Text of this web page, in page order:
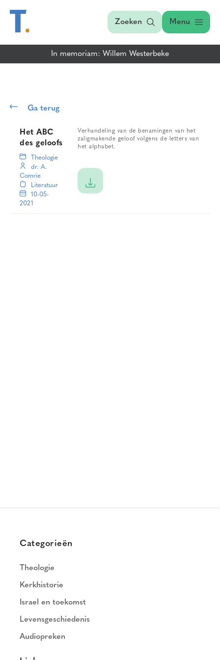
Zoeken Menu
In memoriam: Willem Westerbeke
Ga terug
Het ABC
des geloofs
Verhandeling van de benamingen van het
zaligmakende geloof volgens de letters van
het alphabet.
Theologie
dr. A.
Comrie
Literatuur
10-05-
2021
Categorieën
Theologie
Kerkhistorie
Israel en toekomst
Levensgeschiedenis
Audiopreken